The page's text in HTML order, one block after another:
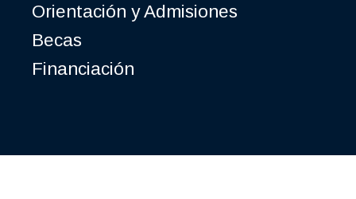
Orientación y Admisiones
Becas
Financiación